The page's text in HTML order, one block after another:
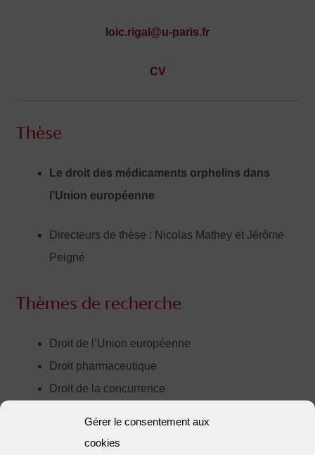
Gérer le consentement aux
cookies
loic.rigal@u-paris.fr
CV
Thèse
Le droit des médicaments orphelins dans
l’Union européenne
Directeurs de thèse : Nicolas Mathey et Jérôme
Peigné
Thèmes de recherche
Droit de l’Union européenne
Droit pharmaceutique
Droit de la concurrence